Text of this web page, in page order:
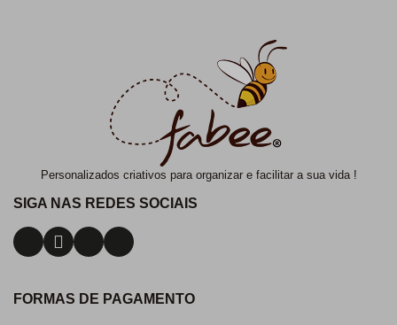
Personalizados criativos para organizar e facilitar a sua vida !
SIGA NAS REDES SOCIAIS
FORMAS DE PAGAMENTO